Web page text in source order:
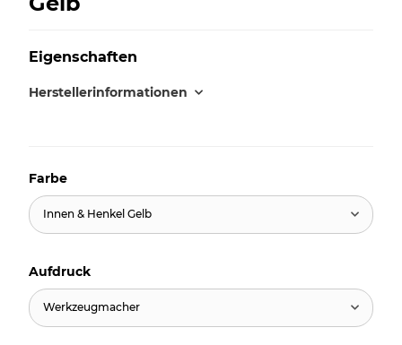
Eigenschaften
Herstellerinformationen
Farbe
Innen & Henkel Gelb
Aufdruck
Werkzeugmacher